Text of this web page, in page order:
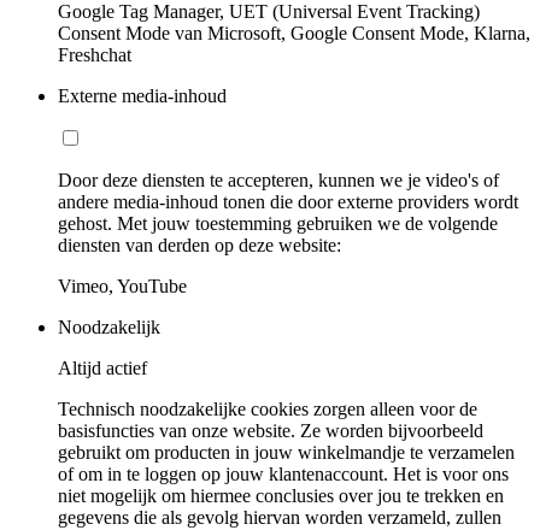
Google Tag Manager, UET (Universal Event Tracking)
Consent Mode van Microsoft, Google Consent Mode, Klarna,
Freshchat
Externe media-inhoud
Door deze diensten te accepteren, kunnen we je video's of
andere media-inhoud tonen die door externe providers wordt
gehost. Met jouw toestemming gebruiken we de volgende
diensten van derden op deze website:
Vimeo, YouTube
Noodzakelijk
Altijd actief
Technisch noodzakelijke cookies zorgen alleen voor de
basisfuncties van onze website. Ze worden bijvoorbeeld
gebruikt om producten in jouw winkelmandje te verzamelen
of om in te loggen op jouw klantenaccount. Het is voor ons
niet mogelijk om hiermee conclusies over jou te trekken en
gegevens die als gevolg hiervan worden verzameld, zullen